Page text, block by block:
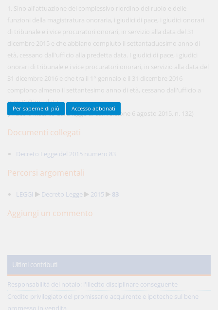
1. Sino all'attuazione del complessivo riordino del ruolo e delle
funzioni della magistratura onoraria, i giudici di pace, i giudici onorari
di tribunale e i vice procuratori onorari, in servizio alla data del 31
dicembre 2015 e che abbiano compiuto il settantaduesimo anno di
età, cessano dall'ufficio alla predetta data. I giudici di pace, i giudici
onorari di tribunale e i vice procuratori onorari, in servizio alla data del
31 dicembre 2016 e che tra il 1° gennaio e il 31 dicembre 2016
compiono almeno il settantesimo anno di età, cessano dall'ufficio a
quest'ultima data.
(Articolo inserito dalla legge di conversione 6 agosto 2015, n. 132)
Documenti collegati
Decreto Legge del 2015 numero 83
Percorsi argomentali
LEGGI Decreto Legge 2015 83
Aggiungi un commento
Ultimi contributi
Responsabilità del notaio: l'illecito disciplinare conseguente
Credito privilegiato del promissario acquirente e ipoteche sul bene
promesso in vendita
anziché 570.00€ risparmi il 21%!
Acquista ora
48,00 €
Acquista ora
Per saperne di più Accesso abbonati